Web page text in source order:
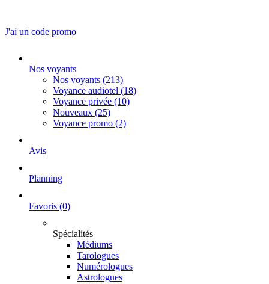
J'ai un code promo
Nos voyants
Nos voyants (213)
Voyance audiotel (18)
Voyance privée (10)
Nouveaux (25)
Voyance promo (2)
Avis
Planning
Favoris (0)
Spécialités
Médiums
Tarologues
Numérologues
Astrologues